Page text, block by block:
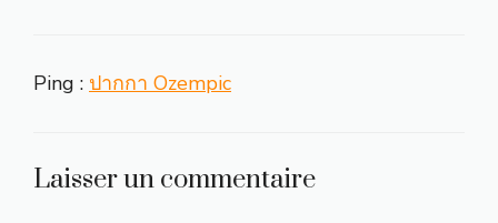
Ping : ปากกา Ozempic
Laisser un commentaire